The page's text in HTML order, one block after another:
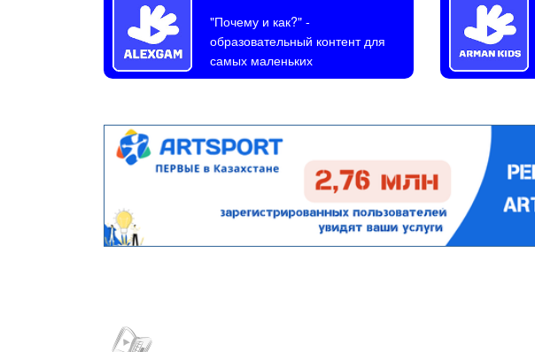
"Почему и как?"-
образовательный контент для
самых маленьких